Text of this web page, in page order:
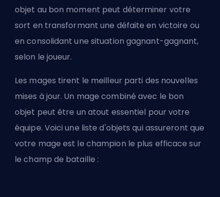
objet au bon moment peut déterminer votre
sort en transformant une défaite en victoire ou
en consolidant une situation gagnant-gagnant,
selon le joueur.
Les mages tirent le meilleur parti des nouvelles
mises à jour. Un mage combiné avec le bon
objet peut être un atout essentiel pour votre
équipe. Voici une liste d'objets qui assureront que
votre mage est le champion le plus efficace sur
le champ de bataille :